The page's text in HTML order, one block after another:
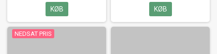
KØB KØB
NEDSAT PRIS